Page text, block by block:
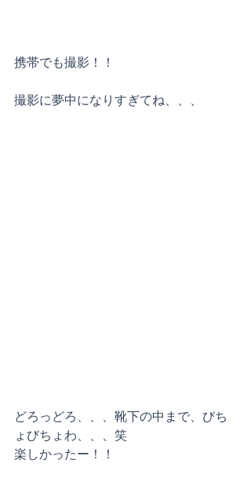
携帯でも撮影！！
撮影に夢中になりすぎてね、、、
どろっどろ、、、靴下の中まで、びち
ょびちょわ、、、笑
楽しかったー！！